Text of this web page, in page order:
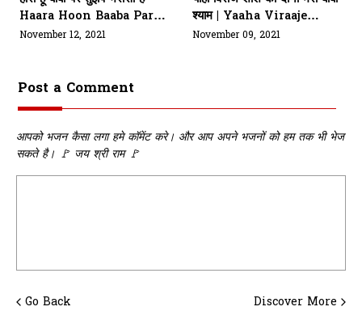
Haara Hoon Baaba Par
Tujhape Bharosa Hai -
November 12, 2021
श्याम | Yaaha Viraaje
Sheesh Ka Daanee Mera
November 09, 2021
Post a Comment
आपको भजन कैसा लगा हमे कॉमेंट करे। और आप अपने भजनों को हम तक भी भेज
सकते है। 🚩 जय श्री राम 🚩
Go Back Discover More